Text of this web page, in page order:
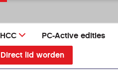
HCC PC-Active edities
Direct lid worden